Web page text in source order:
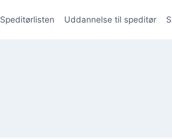
Speditørlisten Uddannelse til speditør